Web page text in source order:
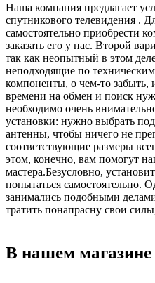
Наша компания предлагает
спутникового телевидения .
самостоятельно приобрести
заказать его у нас. Второй
так как неопытный в этом
неподходящие по
компоненты, о чем-то забыть,
времени на обмен и поиск
необходимо очень
установки: нужно выбрать
антенны, чтобы ничего не
соответствующие размеры
этом, конечно, вам помогут
мастера.Безусловно,
попытаться самостоятельно.
занимались подобными
тратить понапрасну свои
В нашем